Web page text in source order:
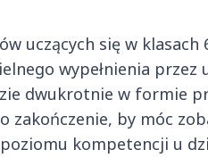
uczących się w klasach
wypełnienia przez
dwukrotnie w formie
by móc
kompetencji u